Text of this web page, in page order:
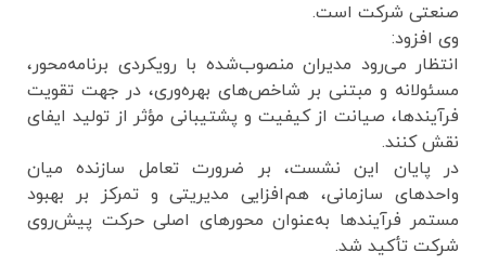
صنعتی شرکت است.
وی افزود:
انتظار می‌رود مدیران منصوب‌شده با رویکردی برنامه‌محور،
مسئولانه و مبتنی بر شاخص‌های بهره‌وری، در جهت تقویت
فرآیندها، صیانت از کیفیت و پشتیبانی مؤثر از تولید ایفای
نقش کنند.
در پایان این نشست، بر ضرورت تعامل سازنده میان
واحدهای سازمانی، هم‌افزایی مدیریتی و تمرکز بر بهبود
مستمر فرآیندها به‌عنوان محورهای اصلی حرکت پیش‌روی
شرکت تأکید شد.